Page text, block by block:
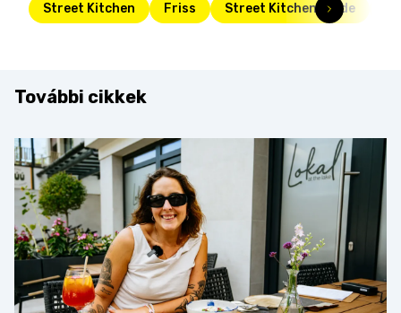
Street Kitchen Friss Street Kitchen Guide
További cikkek